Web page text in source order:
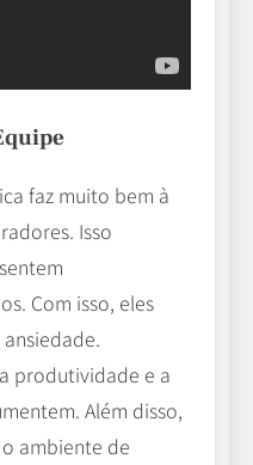
faz muito bem à
Isso
Com isso, eles
produtividade e a
Além disso,
ambiente de